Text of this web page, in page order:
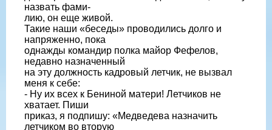
назвать фами-
лию, он еще живой.
Такие наши «беседы» проводились долго и
напряженно, пока
однажды командир полка майор Фефелов,
недавно назначенный
на эту должность кадровый летчик, не вызвал
меня к себе:
- Ну их всех к Бениной матери! Летчиков не
хватает. Пиши
приказ, я подпишу: «Медведева назначить
летчиком во вторую